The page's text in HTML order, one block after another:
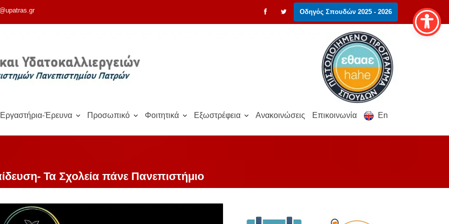
Οδηγός Σπουδών 2025 - 2026
Εργαστήρια-Έρευνα Προσωπικό Φοιτητικά Εξωστρέφεια Ανακοινώσεις Επικοινωνία En
Τα Σχολεία πάνε Πανεπιστήμιο